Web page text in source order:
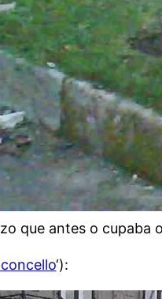
que antes o cupaba
‘):